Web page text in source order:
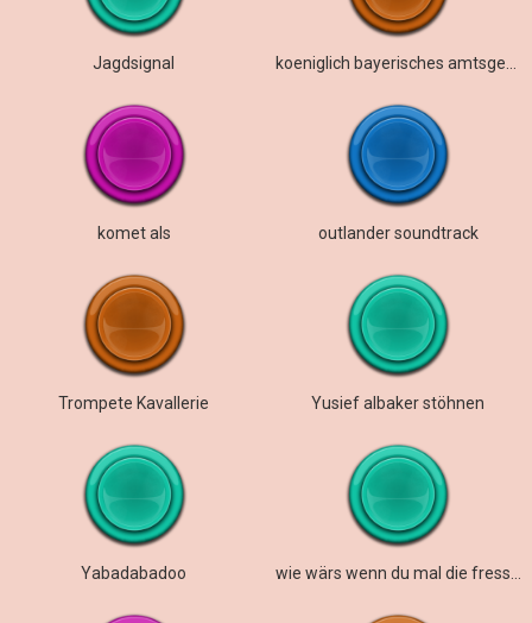
Jagdsignal
komet als outlander soundtrack
Trompete Kavallerie Yusief albaker stöhnen
Yabadabadoo